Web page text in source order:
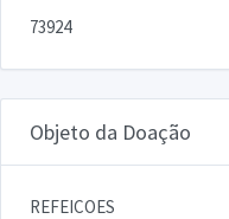
73924
Objeto da Doação
REFEICOES